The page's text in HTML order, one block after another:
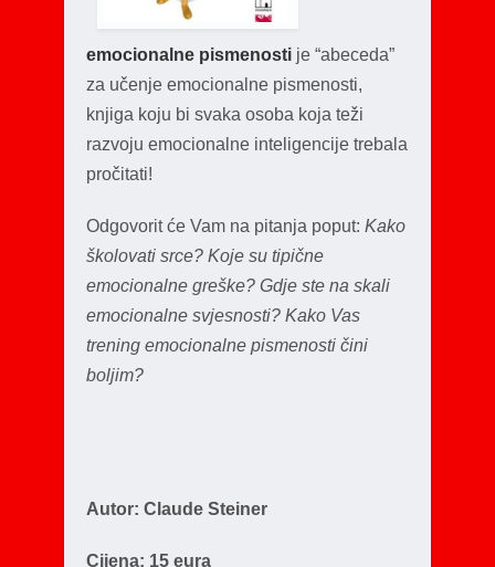
emocionalne pismenosti je “abeceda”
za učenje emocionalne pismenosti,
knjiga koju bi svaka osoba koja teži
razvoju emocionalne inteligencije trebala
pročitati!
Odgovorit će Vam na pitanja poput: Kako
školovati srce? Koje su tipične
emocionalne greške? Gdje ste na skali
emocionalne svjesnosti? Kako Vas
trening emocionalne pismenosti čini
boljim?
Autor: Claude Steiner
Cijena: 15 eura